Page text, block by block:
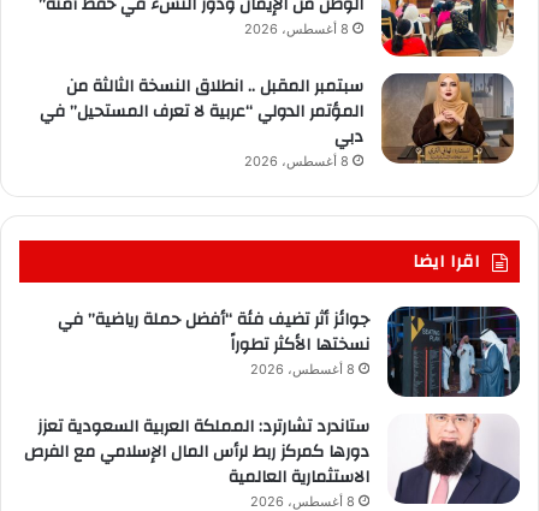
8 أغسطس، 2026
سبتمبر المقبل .. انطلاق النسخة الثالثة من
المؤتمر الدولي “عربية لا تعرف المستحيل” في
دبي
8 أغسطس، 2026
اقرا ايضا
جوائز أثر تضيف فئة “أفضل حملة رياضية” في
نسختها الأكثر تطوراً
8 أغسطس، 2026
ستاندرد تشارترد: المملكة العربية السعودية تعزز
دورها كمركز ربط لرأس المال الإسلامي مع الفرص
الاستثمارية العالمية
8 أغسطس، 2026